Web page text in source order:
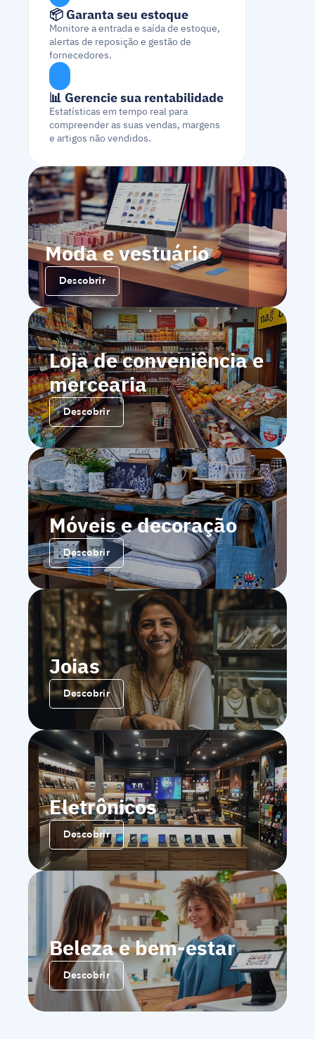
📦 Garanta seu estoque
Monitore a entrada e saída de estoque,
alertas de reposição e gestão de
fornecedores.
📊 Gerencie sua rentabilidade
Estatísticas em tempo real para
compreender as suas vendas, margens
e artigos não vendidos.
Moda e vestuário
Descobrir
Loja de conveniência e
mercearia
Descobrir
Móveis e decoração
Descobrir
Joias
Descobrir
Eletrônicos
Descobrir
Beleza e bem-estar
Descobrir